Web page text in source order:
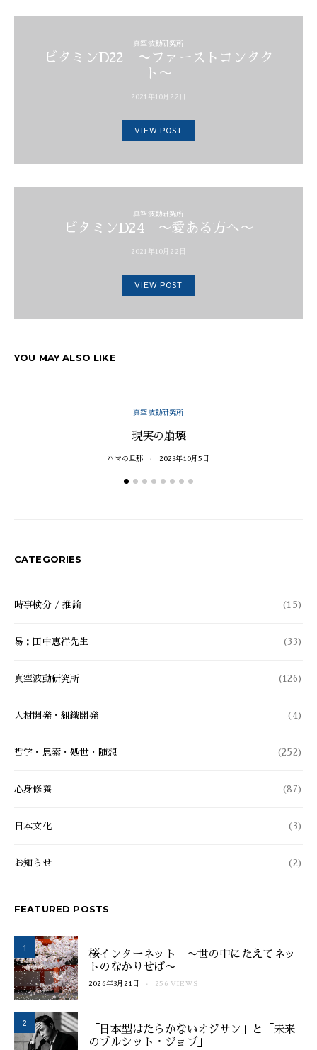
真空波動研究所
ビタミンD22 〜ファーストコンタク
ト〜
2021年10月22日
VIEW POST
真空波動研究所
ビタミンD24 〜愛ある方へ〜
2021年10月22日
VIEW POST
YOU MAY ALSO LIKE
真空波動研究所
現実の崩壊
ハマの旦那 2023年10月5日
CATEGORIES
時事検分 / 推論 (15)
易：田中恵祥先生 (33)
真空波動研究所 (126)
人材開発・組織開発 (4)
哲学・思索・処世・随想 (252)
心身修養 (87)
日本文化 (3)
お知らせ (2)
FEATURED POSTS
1
桜インターネット 〜世の中にたえてネッ
トのなかりせば〜
2026年3月21日 256 VIEWS
2
「日本型はたらかないオジサン」と「未来
のブルシット・ジョブ」